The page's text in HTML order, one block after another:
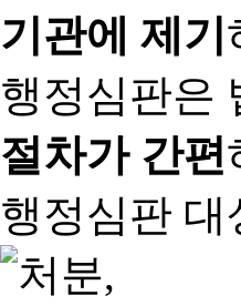
기관에 제기
행정심판은
절차가 간편
행정심판 대